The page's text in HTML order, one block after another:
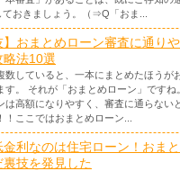
おきましょう。（⇒Q「おま...
】おまとめローン審査に通り
略法10選
数していると、一本にまとめたほうが
す。 それが「おまとめローン」ですね
は高額になりやすく、審査に通らない
ここではおまとめローン...
金利なのは住宅ローン！おま
裏技を発見した